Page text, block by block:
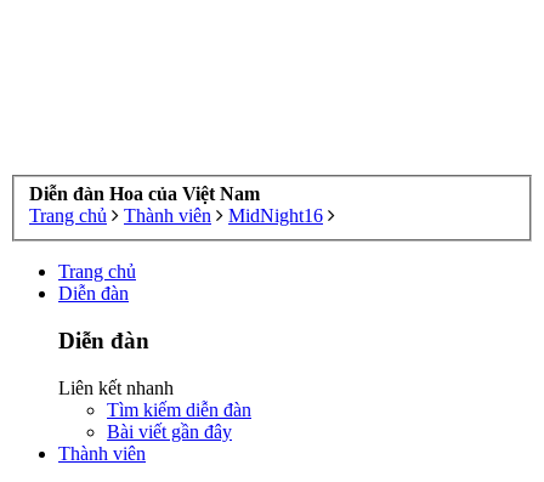
Diễn đàn Hoa của Việt Nam
Trang chủ
Thành viên MidNight16
Trang chủ
Diễn đàn
Diễn đàn
Liên kết nhanh
Tìm kiếm diễn đàn
Bài viết gần đây
Thành viên